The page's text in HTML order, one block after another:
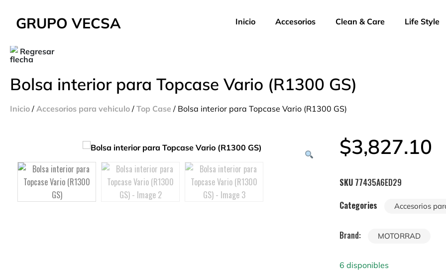
GRUPO VECSA Inicio Accesorios Clean & Care Life Style
Regresar
Bolsa interior para Topcase Vario (R1300 GS)
Inicio / Accesorios para vehiculo / Top Case / Bolsa interior para Topcase Vario (R1300 GS)
$3,827.10
SKU 77435A6ED29
Categories
Accesorios
Brand: MOTORRAD
6 disponibles